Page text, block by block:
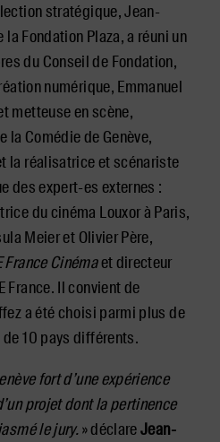
stratégique, Jean-
Fondation Plaza, a réuni un
du Conseil de Fondation,
numérique, Emmanuel
metteuse en scène,
Comédie de Genève,
la réalisatrice et scénariste
des expert-es externes :
du cinéma Louxor à Paris,
Meier et Olivier Père,
France Cinémaet directeur
France. Il convient de
a été choisi parmi plus de
10 pays différents.
fort d’une expérience
projet dont la pertinence
le jury.» déclareJean-